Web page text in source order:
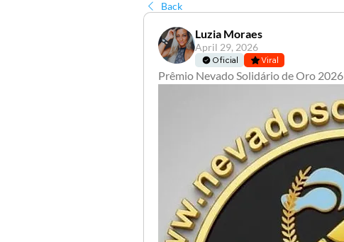
Back
Luzia Moraes
April 29, 2026
Oficial Viral
Prêmio Nevado Solidário de Oro 2026